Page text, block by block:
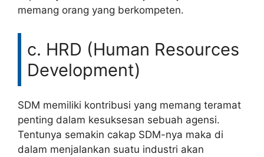
memang orang yang berkompeten.
c. HRD (Human Resources
Development)
SDM memiliki kontribusi yang memang teramat
penting dalam kesuksesan sebuah agensi.
Tentunya semakin cakap SDM-nya maka di
dalam menjalankan suatu industri akan